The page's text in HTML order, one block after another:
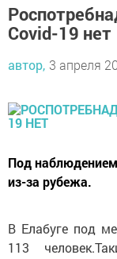
Covid-19 нет
автор, 3 апреля
Под
из-за рубежа.
В Елабуге под
113